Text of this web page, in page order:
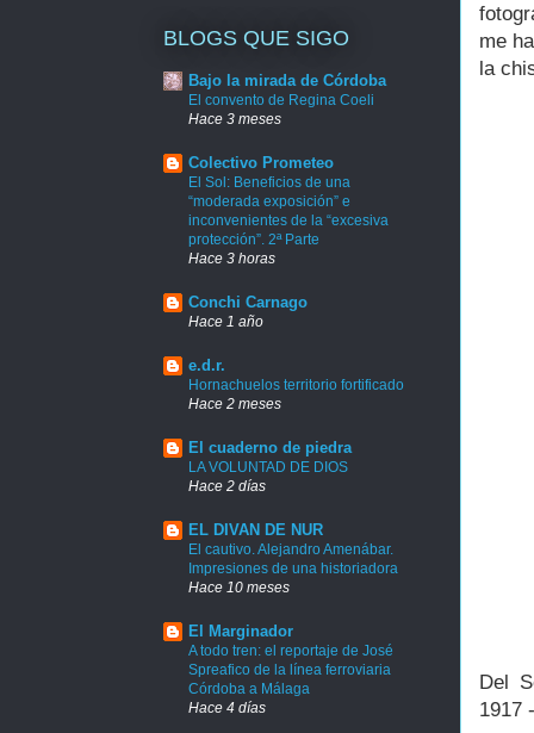
me
la
Del
1917
BLOGS QUE SIGO
Bajo la mirada de Córdoba
El convento de Regina Coeli
Hace 3 meses
Colectivo Prometeo
El Sol: Beneficios de una
“moderada exposición” e
inconvenientes de la “excesiva
protección”. 2ª Parte
Hace 3 horas
Conchi Carnago
Hace 1 año
e.d.r.
Hornachuelos territorio fortificado
Hace 2 meses
El cuaderno de piedra
LA VOLUNTAD DE DIOS
Hace 2 días
EL DIVAN DE NUR
El cautivo. Alejandro Amenábar.
Impresiones de una historiadora
Hace 10 meses
El Marginador
A todo tren: el reportaje de José
Spreafico de la línea ferroviaria
Córdoba a Málaga
Hace 4 días